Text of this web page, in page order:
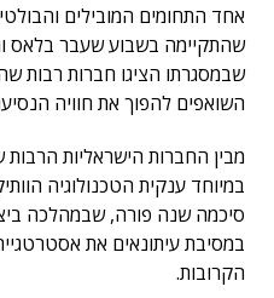
שהתקיימה בשבוע שעבר בלאס
שבמסגרתו הציגו חברות רבות
השואפים להפוך את חוויה
מבין החברות הישראליות
במיוחד ענקית הטכנולוגיה
סיכמה שנה פורה, שבמהלכה
במסיבת עיתונאים את
הקרובות.